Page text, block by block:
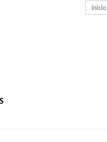
Inicio